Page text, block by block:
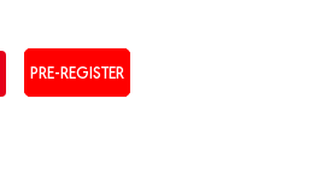
PRE-REGISTER